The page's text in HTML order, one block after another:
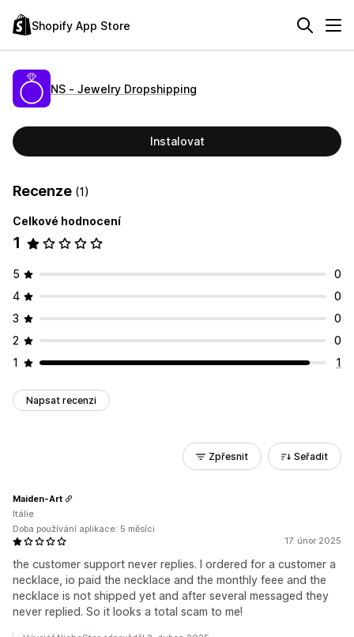
Shopify App Store
NS ‑ Jewelry Dropshipping
Instalovat
Recenze (1)
Celkové hodnocení
1
5
0
4
0
3
0
2
0
1
1
Napsat recenzi
Zpřesnit Seřadit
17. únor 2025
the customer support never replies. I ordered for a customer a
necklace, io paid the necklace and the monthly feee and the
necklace is not shipped yet and after several messaged they
never replied. So it looks a total scam to me!
Maiden-Art
Itálie
Doba používání aplikace: 5 měsíci